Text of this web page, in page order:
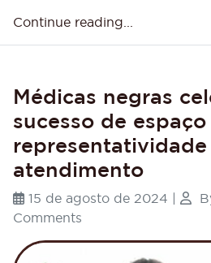
Continue reading...
Médicas negras
sucesso de
atendimento
15 de agosto de 2024 |
Comments